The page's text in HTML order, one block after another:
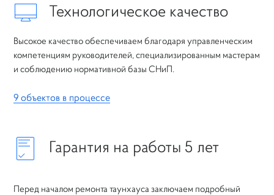
Технологическое качество
Высокое качество обеспечиваем благодаря управленческим
компетенциям руководителей, специализированным мастерам
и соблюдению нормативной базы СНиП.
9 объектов в процессе
Гарантия на работы 5 лет
Перед началом ремонта таунхауса заключаем подробный